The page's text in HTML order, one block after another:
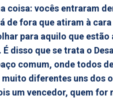
coisa: vocês entraram
de fora que atiram à
para aquilo que
disso que se trata o
comum, onde todos
diferentes uns dos
um vencedor, quem